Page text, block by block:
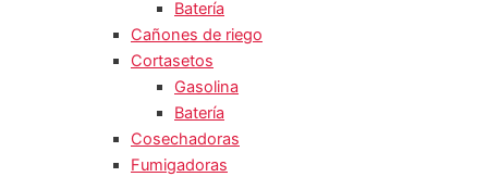
Batería
Cañones de riego
Cortasetos
Gasolina
Batería
Cosechadoras
Fumigadoras